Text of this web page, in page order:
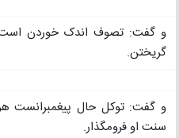
و گفت: تصوف اندک خوردن است
گریختن.
و گفت: توکل حال پیغمبرانست
سنت او فرومگذار.